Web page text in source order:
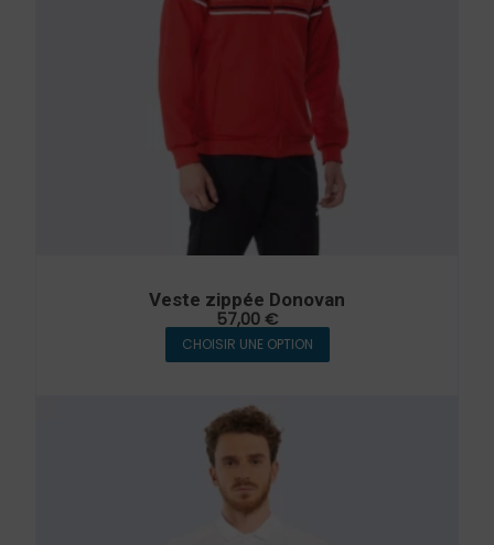
Veste zippée Donovan
57,00€
CHOISIR UNE OPTION